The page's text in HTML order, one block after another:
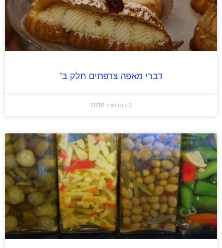
דברי מאפה צרפתים חלק ב'